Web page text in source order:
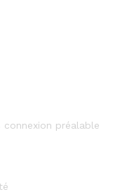
préalable